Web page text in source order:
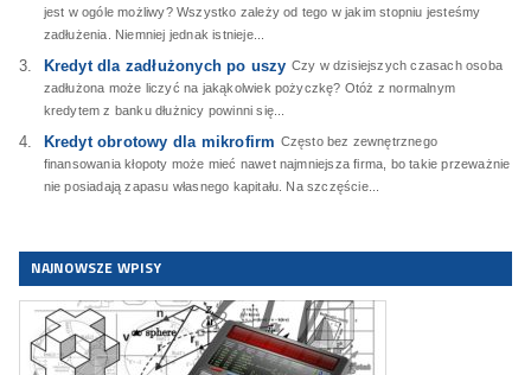
jest w ogóle możliwy? Wszystko zależy od tego w jakim stopniu jesteśmy
zadłużenia. Niemniej jednak istnieje...
Kredyt dla zadłużonych po uszy Czy w dzisiejszych czasach osoba
zadłużona może liczyć na jakąkolwiek pożyczkę? Otóż z normalnym
kredytem z banku dłużnicy powinni się...
Kredyt obrotowy dla mikrofirm Często bez zewnętrznego
finansowania kłopoty może mieć nawet najmniejsza firma, bo takie przeważnie
nie posiadają zapasu własnego kapitału. Na szczęście...
NAJNOWSZE WPISY